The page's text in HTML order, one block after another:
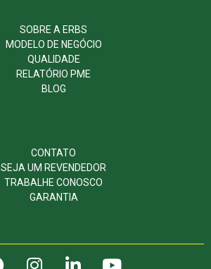
SOBRE A ERBS
MODELO DE NEGÓCIO
QUALIDADE
RELATÓRIO PME
BLOG
CONTATO
SEJA UM REVENDEDOR
TRABALHE CONOSCO
GARANTIA